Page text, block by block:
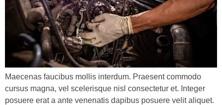
Maecenas faucibus mollis interdum. Praesent commodo
cursus magna, vel scelerisque nisl consectetur et. Integer
posuere erat a ante venenatis dapibus posuere velit aliquet.